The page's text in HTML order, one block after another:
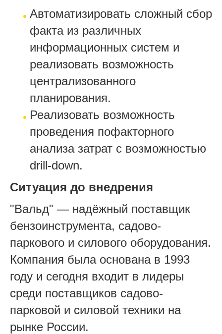
Автоматизировать сложный сбор
факта из различных
информационных систем и
реализовать возможность
централизованного
планирования.
Реализовать возможность
проведения пофакторного
анализа затрат с возможностью
drill-down.
Ситуация до внедрения
"Вальд" — надёжный поставщик
бензоинструмента, садово-
паркового и силового оборудования.
Компания была основана в 1993
году и сегодня входит в лидеры
среди поставщиков садово-
парковой и силовой техники на
рынке России.